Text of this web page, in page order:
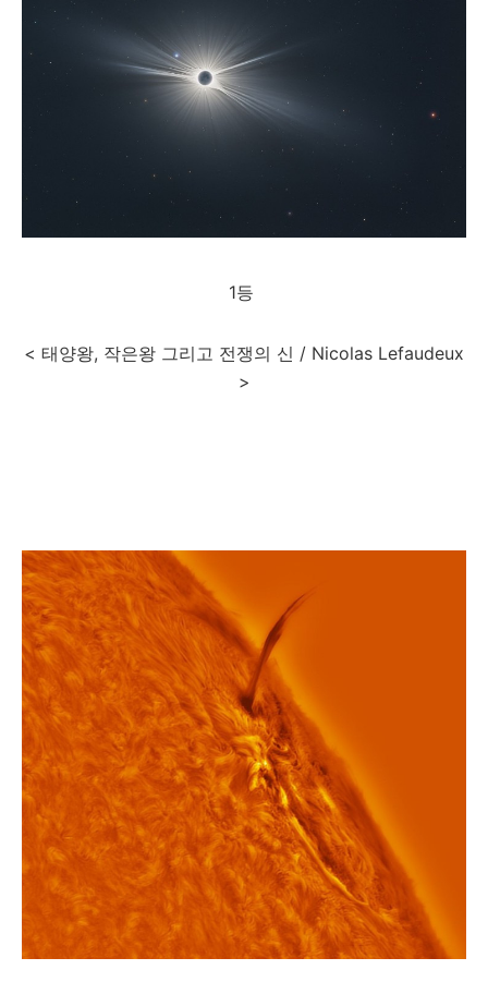
1등
< 태양왕, 작은왕 그리고 전쟁의 신 / Nicolas Lefaudeux
>